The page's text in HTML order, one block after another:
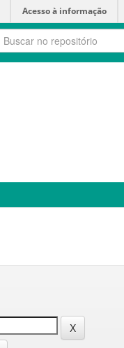
Acesso à informação